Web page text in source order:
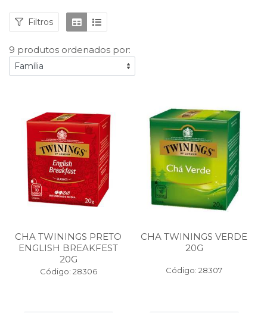
Filtros
9 produtos ordenados por:
CHA TWININGS PRETO
ENGLISH BREAKFEST
20G
Código: 28306
CHA TWININGS VERDE
20G
Código: 28307